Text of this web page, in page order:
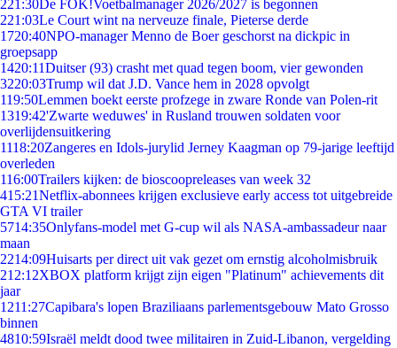
221:30De FOK!Voetbalmanager 2026/2027 is begonnen
221:03Le Court wint na nerveuze finale, Pieterse derde
1720:40NPO-manager Menno de Boer geschorst na dickpic in
groepsapp
1420:11Duitser (93) crasht met quad tegen boom, vier gewonden
3220:03Trump wil dat J.D. Vance hem in 2028 opvolgt
119:50Lemmen boekt eerste profzege in zware Ronde van Polen-rit
1319:42'Zwarte weduwes' in Rusland trouwen soldaten voor
overlijdensuitkering
1118:20Zangeres en Idols-jurylid Jerney Kaagman op 79-jarige leeftijd
overleden
116:00Trailers kijken: de bioscoopreleases van week 32
415:21Netflix-abonnees krijgen exclusieve early access tot uitgebreide
GTA VI trailer
5714:35Onlyfans-model met G-cup wil als NASA-ambassadeur naar
maan
2214:09Huisarts per direct uit vak gezet om ernstig alcoholmisbruik
212:12XBOX platform krijgt zijn eigen "Platinum" achievements dit
jaar
1211:27Capibara's lopen Braziliaans parlementsgebouw Mato Grosso
binnen
4810:59Israël meldt dood twee militairen in Zuid-Libanon, vergelding